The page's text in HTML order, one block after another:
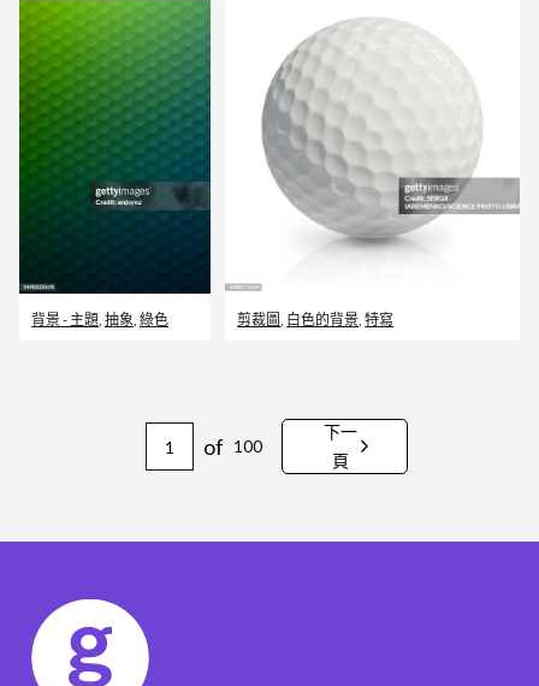
背景 - 主題, 抽象, 綠色 剪裁圖, 白色的背景,特寫
of 100
下一
頁